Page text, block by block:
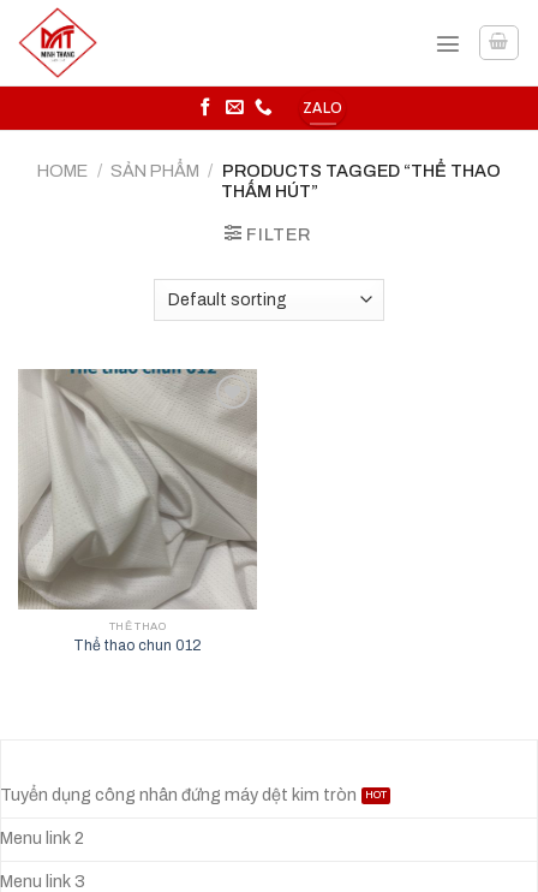
content
ZALO
HOME / SẢN PHẨM / PRODUCTS TAGGED “THỂ THAO
THẤM HÚT”
FILTER
Add to
wishlist
THỂ THAO
Thể thao chun 012
Tuyển dụng công nhân đứng máy dệt kim tròn
Menu link 2
Menu link 3